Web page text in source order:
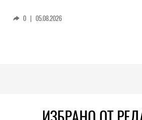
0 | 05.08.2026